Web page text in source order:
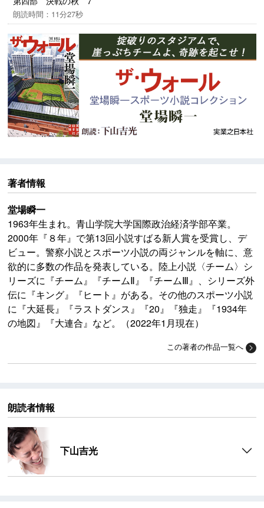
朗読時間：11分27秒
著者情報
堂場瞬一
1963年生まれ。青山学院大学国際政治経済学部卒業。
2000年『８年』で第13回小説すばる新人賞を受賞し、デ
ビュー。警察小説とスポーツ小説の両ジャンルを軸に、意
欲的に多数の作品を発表している。陸上小説〈チーム〉シ
リーズに『チーム』『チームⅡ』『チームⅢ』、シリーズ外
伝に『キング』『ヒート』がある。その他のスポーツ小説
に『大延長』『ラストダンス』『20』『独走』『1934年
の地図』『大連合』など。（2022年1月現在）
この著者の作品一覧へ
朗読者情報
下山吉光